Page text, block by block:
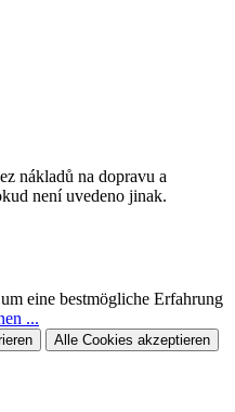
nákladů na dopravu a
není uvedeno jinak.
eine bestmögliche Erfahrung
...
Alle Cookies akzeptieren